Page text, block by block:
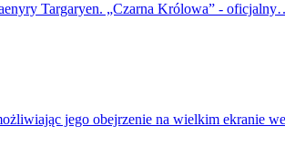
Targaryen. „Czarna Królowa” -
jego obejrzenie na wielkim ekranie